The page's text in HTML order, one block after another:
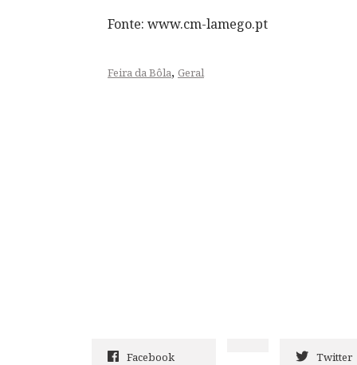
Fonte: www.cm-lamego.pt
Feira da Bôla, Geral
Facebook Twitter